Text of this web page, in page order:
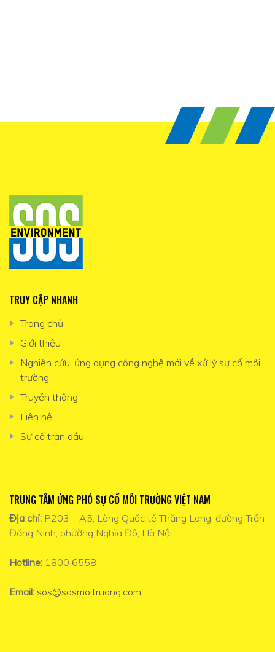
TRUY CẬP NHANH
Trang chủ
Giới thiệu
Nghiên cứu, ứng dụng công nghệ mới về xử lý sự cố môi
trường
Truyền thông
Liên hệ
Sự cố tràn dầu
TRUNG TÂM ỨNG PHÓ SỰ CỐ MÔI TRƯỜNG VIỆT NAM
Địa chỉ: P203 – A5, Làng Quốc tế Thăng Long, đường Trần
Đăng Ninh, phường Nghĩa Đô, Hà Nội.
Hotline: 1800 6558
Email: sos@sosmoitruong.com